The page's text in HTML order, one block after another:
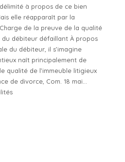
à propos de ce bien
elle réapparaît par la
de la preuve de la qualité
du débiteur défaillant À propos
du débiteur, il s’imagine
naît principalement de
qualité de l’immeuble litigieux
de divorce, Com. 18 mai…